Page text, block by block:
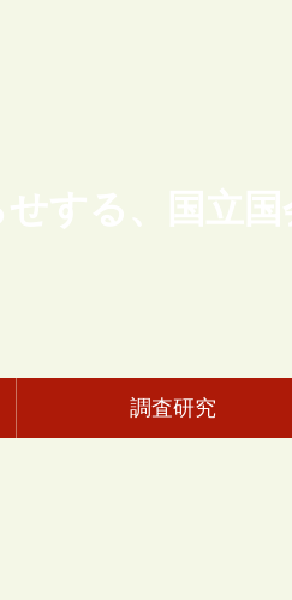
する、国立
調査研究